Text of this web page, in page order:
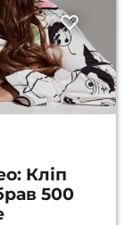
Кліп
500